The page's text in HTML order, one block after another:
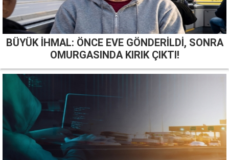
BÜYÜK İHMAL: ÖNCE EVE GÖNDERİLDİ, SONRA
OMURGASINDA KIRIK ÇIKTI!